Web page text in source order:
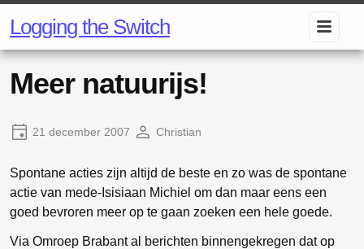
Logging the Switch
Meer natuurijs!
21 december 2007 Christian
Spontane acties zijn altijd de beste en zo was de spontane
actie van mede-Isisiaan Michiel om dan maar eens een
goed bevroren meer op te gaan zoeken een hele goede.
Via Omroep Brabant al berichten binnengekregen dat op